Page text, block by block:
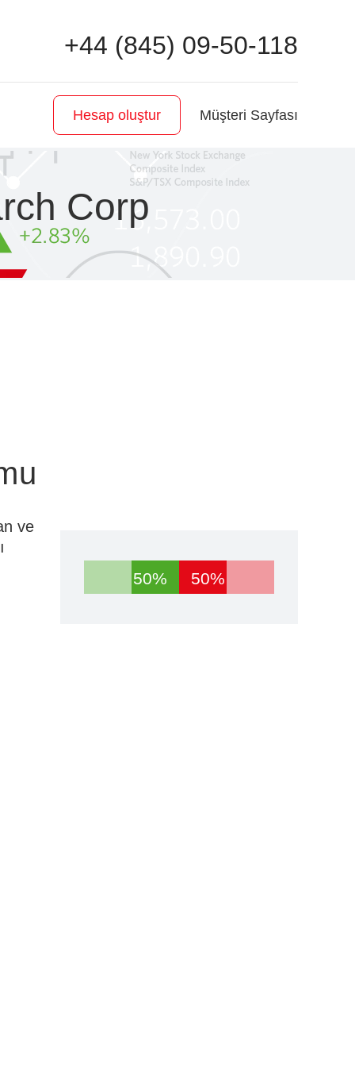
+44 (845) 09-50-118
Hesap oluştur Müşteri Sayfası
Corp
ve
50% 50%